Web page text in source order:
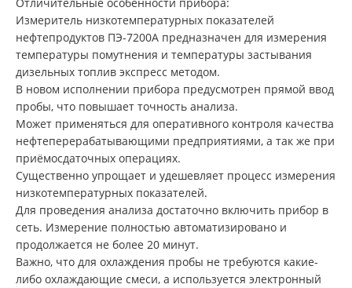
Отличительные особенности прибора:
Измеритель низкотемпературных показателей
нефтепродуктов ПЭ-7200А предназначен для измерения
температуры помутнения и температуры застывания
дизельных топлив экспресс методом.
В новом исполнении прибора предусмотрен прямой ввод
пробы, что повышает точность анализа.
Может применяться для оперативного контроля качества
нефтеперерабатывающими предприятиями, а так же при
приёмосдаточных операциях.
Существенно упрощает и удешевляет процесс измерения
низкотемпературных показателей.
Для проведения анализа достаточно включить прибор в
сеть. Измерение полностью автоматизировано и
продолжается не более 20 минут.
Важно, что для охлаждения пробы не требуются какие-
либо охлаждающие смеси, а используется электронный